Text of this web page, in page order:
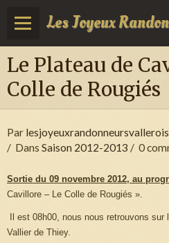
Le Plateau de
Colle de Rougiés
Par lesjoyeuxrandonneursvallerois
Dans Saison 2012-2013 0
Sortie du 09 novembre 2012, au
Cavillore – Le Colle de Rougiés ».
Il est 08h00, nous nous retrouvons
Vallier de Thiey.